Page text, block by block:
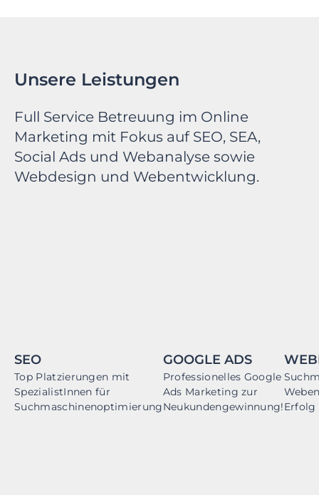
Unsere Leistungen
Full Service Betreuung im Online
Marketing mit Fokus auf SEO, SEA,
Social Ads und Webanalyse sowie
Webdesign und Webentwicklung.
SEO
Top Platzierungen mit
SpezialistInnen für
Suchmaschinenoptimierung
GOOGLE ADS
Professionelles Google
Ads Marketing zur
Neukundengewinnung!Erfolg